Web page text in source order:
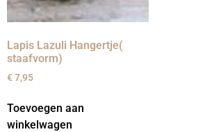
Lapis Lazuli Hangertje(
staafvorm)
€7,95
Toevoegen aan
winkelwagen